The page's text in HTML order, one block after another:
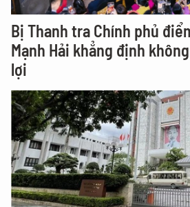
Bị Thanh tra Chính phủ
Mạnh Hải khẳng định
lợi